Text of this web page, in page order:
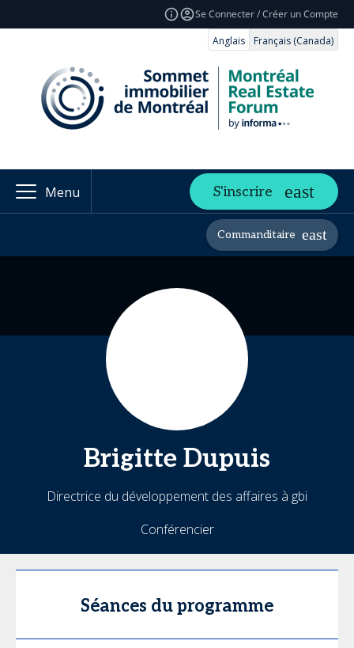
Se Connecter / Créer un Compte
Anglais
Français (Canada)
Menu S'inscrire
Commanditaire
Brigitte Dupuis
Directrice du développement des affaires à gbi
Conférencier
Séances du programme